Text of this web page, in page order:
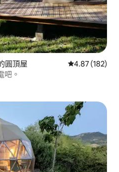
圓頂屋 從 182 則評價
4.87 (182)
吧。